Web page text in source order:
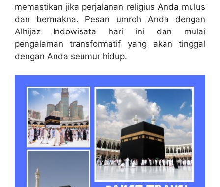
memastikan jika perjalanan religius Anda mulus
dan bermakna. Pesan umroh Anda dengan
Alhijaz Indowisata hari ini dan mulai
pengalaman transformatif yang akan tinggal
dengan Anda seumur hidup.